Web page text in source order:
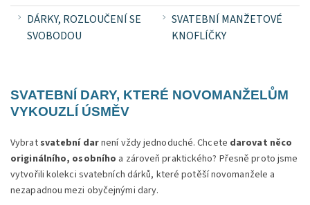
DÁRKY, ROZLOUČENÍ SE
SVOBODOU
SVATEBNÍ MANŽETOVÉ
KNOFLÍČKY
SVATEBNÍ DARY, KTERÉ NOVOMANŽELŮM
VYKOUZLÍ ÚSMĚV
Vybrat svatební darnení vždy jednoduché. Chcete darovat něco
originálního, osobního a zároveň praktického? Přesně proto jsme
vytvořili kolekci svatebních dárků, které potěší novomanžele a
nezapadnou mezi obyčejnými dary.